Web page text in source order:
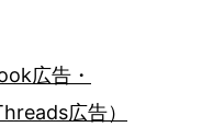
広告・
広告）